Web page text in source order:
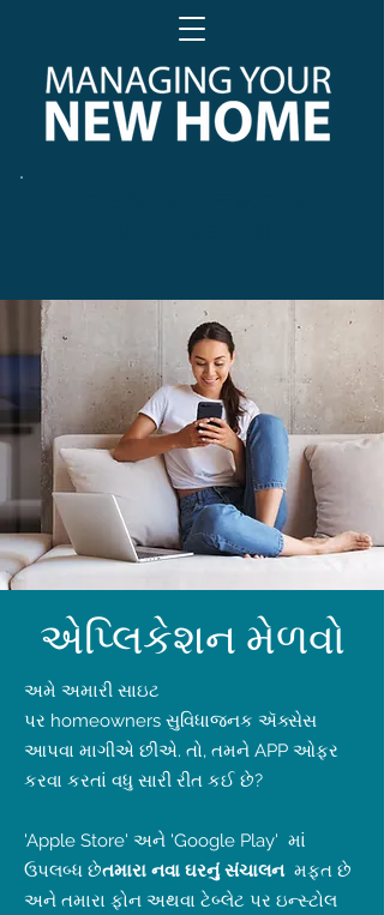
એપ્લિકેશન મેળવો
અમે અમારી સાઇટ
પર homeowners સુવિધાજનક ઍક્સેસ
આપવા માગીએ છીએ. તો, તમને APP ઓફર
કરવા કરતાં વધુ સારી રીત કઈ છે?
'Apple Store' અને 'Google Play' માં
ઉપલબ્ધ છેતમારા નવા ઘરનું સંચાલનમફત છે
અને તમારા ફોન અથવા ટેબ્લેટ પર ઇન્સ્ટોલ